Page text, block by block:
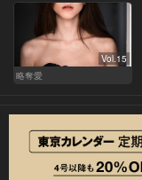
Vol.15
略奪愛